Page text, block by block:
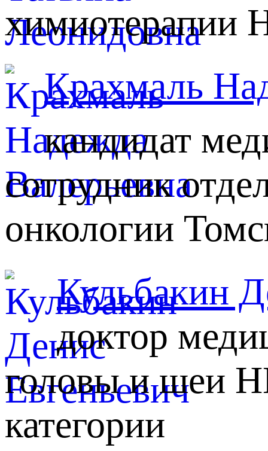
Крахмаль
кандидат
сотрудник
онкологии
Кульбакин
доктор
головы и шеи
категории